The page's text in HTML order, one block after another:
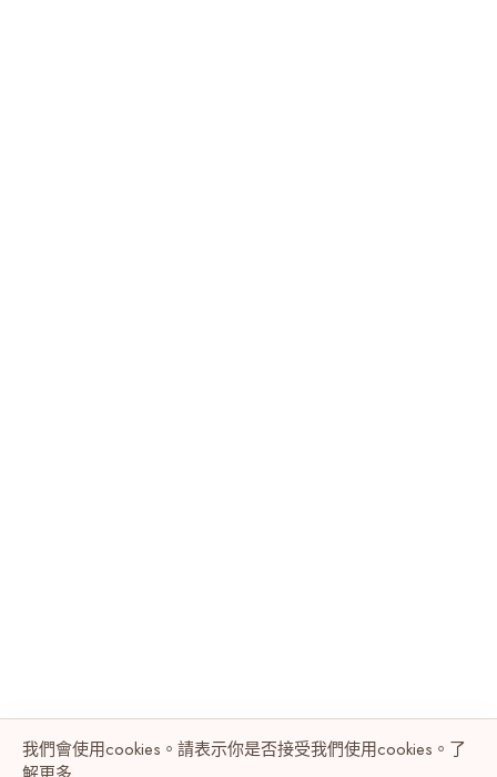
我們會使用cookies。請表示你是否接受我們使用cookies。了